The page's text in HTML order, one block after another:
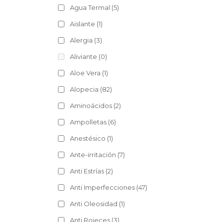
Agua Termal (5)
Aislante (1)
Alergia (3)
Aliviante (0)
Aloe Vera (1)
Alopecia (82)
Aminoácidos (2)
Ampolletas (6)
Anestésico (1)
Ante-irritación (7)
Anti Estrías (2)
Anti Imperfecciones (47)
Anti Oleosidad (1)
Anti Rojeces (3)